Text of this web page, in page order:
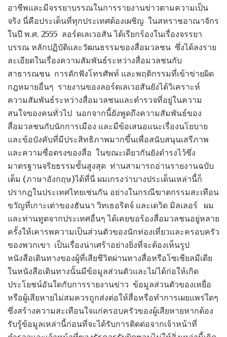
อาชีพและมีจรรยาบรรณในการรายงานข่าวตามความเป็น
จริง นี่คือประเด็นที่ทุกประเทศต้องเผชิญ ในสหราชอาณาจักร
ในปี พ.ศ. 2555 ลอร์ดเลเวอสัน ได้เรียกร้องในเรื่องจรรยา
บรรณ หลักปฏิบัติและวัฒนธรรมของสื่อมวลชน ซึ่งได้ลงราย
ละเอียดในเรื่องความสัมพันธ์ระหว่างสื่อมวลชนกับ
สาธารณชน การดักฟังโทรศัพท์ และพฤติกรรมที่เข้าข่ายผิด
กฎหมายอื่นๆ รายงานของลอร์ดเลเวอสันยังได้วิเคราะห์
ความสัมพันธ์ระหว่างสื่อมวลชนและตำรวจที่อยู่ในความ
สนใจของคนทั่วไป นอกจากนี้ยังพูดถึงความสัมพันธ์ของ
สื่อมวลชนกับนักการเมือง และมีข้อเสนอแนะเรื่องนโยบาย
และข้อบังคับที่มีประสิทธิภาพมากขึ้นเพื่อสนับสนุนเสรีภาพ
และความซื่อตรงของสื่อ ในขณะเดียวกันยังดำรงไว้ซึ่ง
มาตรฐานจริยธรรมขั้นสูงสุด ท่านสามารถอ่านรายงานฉบับ
เต็ม (ภาษาอังกฤษ)ได้ที่นี่ ผมเกรงว่าบางประเด็นเหล่านี้ก็
ปรากฎในประเทศไทยเช่นกัน อย่างในกรณีฆาตกรรมสะเทือน
ขวัญที่เกาะเต่าของฮันนา วิทเธอริดจ์ และเดวิด มิลเลอร์ ผม
และท่านทูตจากประเทศอื่นๆ ได้เคยขอร้องสื่อมวลชนอยู่หลาย
ครั้งให้เคารพความเป็นส่วนตัวของนักท่องเที่ยวและครอบครัว
ของพวกเขา เป็นเรื่องน่าเศร้าอย่างยิ่งที่จะต้องเห็นรูป
หนังสือเดินทางของผู้ที่เสียชีวิตผ่านทางสื่อหรือโซเชียลมีเดีย
ในหนังสือเดินทางนั้นมีข้อมูลส่วนตัวและไม่ได้ก่อให้เกิด
ประโยชน์อันใดกับการรายงานข่าว ข้อมูลส่วนตัวของเหยื่อ
หรือผู้เสียหายไม่สมควรถูกส่งต่อให้สื่อหรือทำการเผยแพร่ใดๆ
ซึ่งสร้างความสะเทือนใจแก่ครอบครัวของผู้เสียหายหากต้อง
รับรู้ข้อมูลเหล่านี้ก่อนที่จะได้รับการติดต่อจากเจ้าหน้าที่